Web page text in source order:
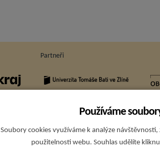
Partneři
Používáme
Soubory cookies využíváme k analýze
použitelnosti webu. Souhlas udělíte